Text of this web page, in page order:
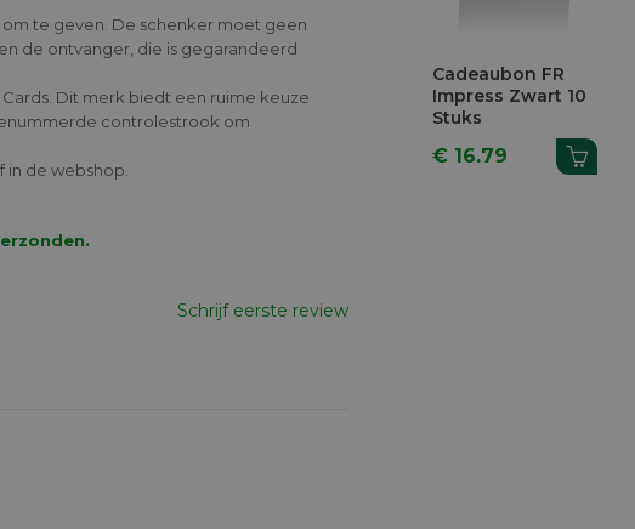
te geven. De schenker moet geen
de ontvanger, die is gegarandeerd
Dit merk biedt een ruime keuze
controlestrook om
de webshop.
Cadeaubon FR
Impress Zwart 10
Stuks
€ 16.79
Schrijf eerste review